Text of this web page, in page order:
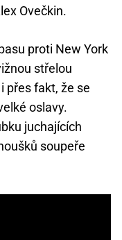
Ovečkin.
proti New York
střelou
přes fakt, že se
oslavy.
juchajících
soupeře